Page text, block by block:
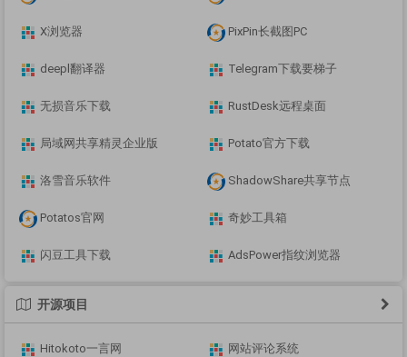
X浏览器 PixPin长截图PC
deepl翻译器 Telegram下载要梯子
无损音乐下载 RustDesk远程桌面
局域网共享精灵企业版 Potato官方下载
洛雪音乐软件 ShadowShare共享节点
Potatos官网 奇妙工具箱
闪豆工具下载 AdsPower指纹浏览器
开源项目
Hitokoto一言网 网站评论系统